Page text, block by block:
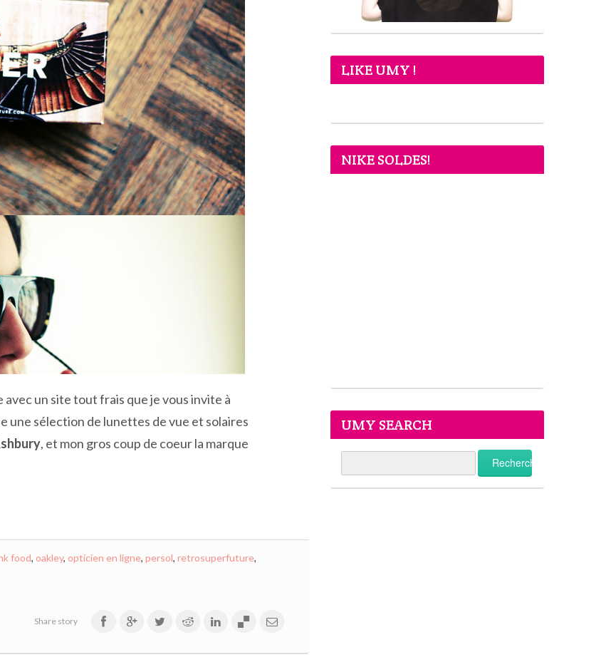
avec un site tout frais que je vous invite à
une sélection de lunettes de vue et solaires
, et mon gros coup de coeur la marque
food, oakley, opticien en ligne, persol, retrosuperfuture,
Share story
LIKE UMY !
NIKE SOLDES!
UMY SEARCH